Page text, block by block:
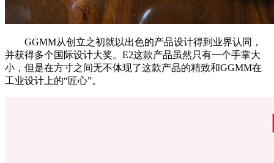
GGMM从创立之初就以出色的产品设计得到业界认同，
并获得多个国际设计大奖。E2这款产品虽然只有一个手掌大
小，但是在方寸之间无不体现了这款产品的精致和GGMM在
工业设计上的“匠心”。